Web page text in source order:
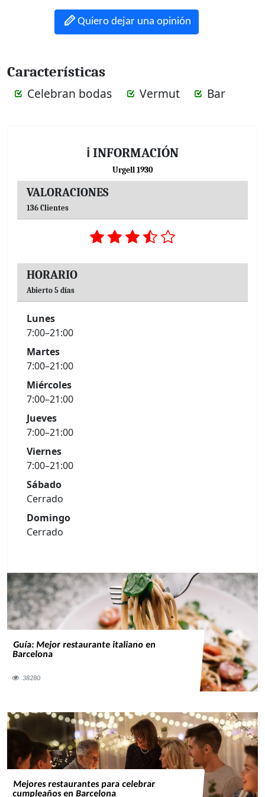
Quiero dejar una opinión
Características
Celebran bodas Vermut Bar
ℹ INFORMACIÓN
Urgell 1930
VALORACIONES
136 Clientes
HORARIO
Abierto 5 días
Lunes
7:00–21:00
Martes
7:00–21:00
Miércoles
7:00–21:00
Jueves
7:00–21:00
Viernes
7:00–21:00
Sábado
Cerrado
Domingo
Cerrado
Guía: Mejor restaurante italiano en
Barcelona
38280
Mejores restaurantes para celebrar
cumpleaños en Barcelona